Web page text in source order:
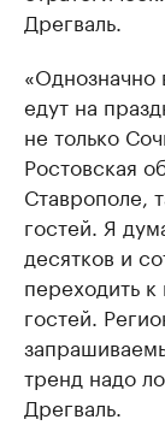
Дрегваль.
«Однозначно
едут на
не только
Ростовская
Ставрополе,
гостей. Я
десятков и
переходить
гостей.
тренд надо
Дрегваль.